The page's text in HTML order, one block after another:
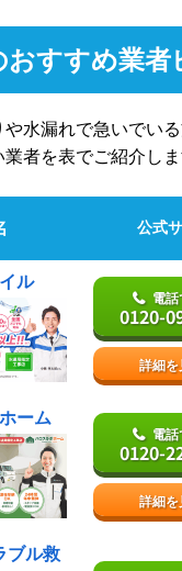
おすすめ業者
や水漏れで急いでい
者を表でご紹介しま
公式
ル
電話
0120-
詳細を
ーム
電話
0120-
詳細を
ブル救